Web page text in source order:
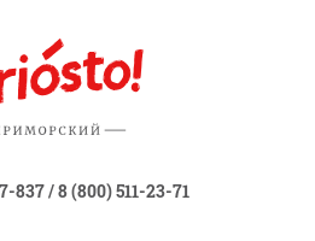
837/8 (800) 511-23-71